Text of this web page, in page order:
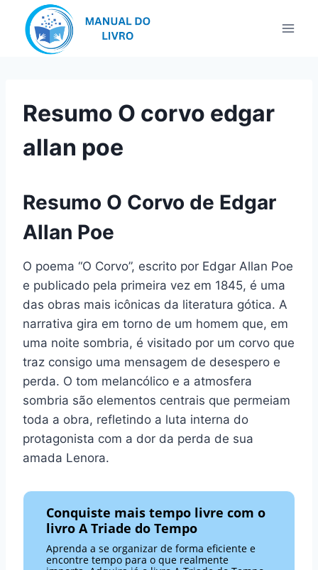
Resumo O corvo edgar
allan poe
Resumo O Corvo de Edgar
Allan Poe
O poema “O Corvo”, escrito por Edgar Allan Poe
e publicado pela primeira vez em 1845, é uma
das obras mais icônicas da literatura gótica. A
narrativa gira em torno de um homem que, em
uma noite sombria, é visitado por um corvo que
traz consigo uma mensagem de desespero e
perda. O tom melancólico e a atmosfera
sombria são elementos centrais que permeiam
toda a obra, refletindo a luta interna do
protagonista com a dor da perda de sua
amada Lenora.
Conquiste mais tempo livre com o
livro A Triade do Tempo
Aprenda a se organizar de forma eficiente e
encontre tempo para o que realmente